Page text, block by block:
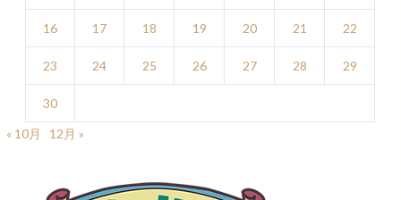
16 17 18 19 20 21 22
23 24 25 26 27 28 29
30
« 10月
12月 »